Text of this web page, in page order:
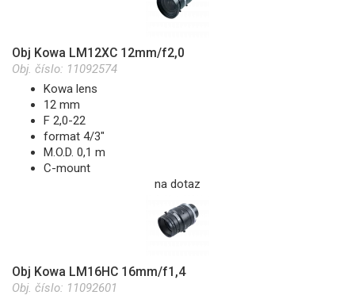
Obj Kowa LM12XC 12mm/f2,0
Obj. číslo: 11092574
Kowa lens
12 mm
F 2,0-22
format 4/3"
M.O.D. 0,1 m
C-mount
na dotaz
Obj Kowa LM16HC 16mm/f1,4
Obj. číslo: 11092601